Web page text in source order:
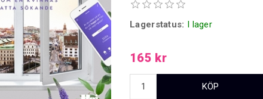
Lagerstatus: I lager
165 kr